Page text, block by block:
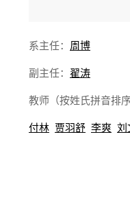
系主任： 周博
副主任： 翟涛
教师（按姓氏拼音排
付林 贾羽舒 李爽 刘